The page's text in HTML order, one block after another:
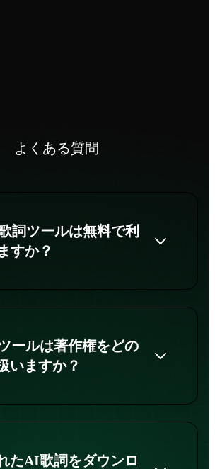
よくある質問
詞ツールは無料で利
すか？
ールは著作権をどの
いますか？
たAI歌詞をダウンロ